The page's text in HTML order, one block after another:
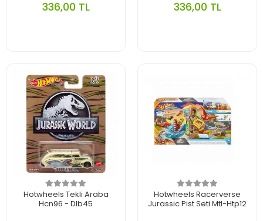
336,00 TL 336,00 TL
Hotwheels Tekli Araba
Hcn96 - Dlb45
Hotwheels Racerverse
Jurassic Pist Seti Mtl-Htp12